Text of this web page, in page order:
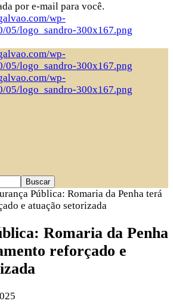
por e-mail para você.
Pública: Romaria da Penha terá
e atuação setorizada
Romaria da Penha
reforçado e